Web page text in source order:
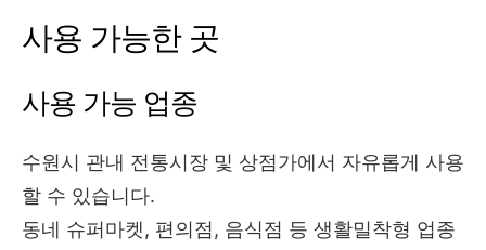
사용 가능한 곳
사용 가능 업종
수원시 관내 전통시장 및 상점가에서 자유롭게 사용
할 수 있습니다.
동네 슈퍼마켓, 편의점, 음식점 등 생활밀착형 업종